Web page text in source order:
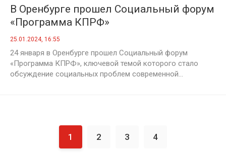
В Оренбурге прошел Социальный форум
«Программа КПРФ»
25.01.2024, 16:55
24 января в Оренбурге прошел Социальный форум
«Программа КПРФ», ключевой темой которого стало
обсуждение социальных проблем современной...
1 2 3 4